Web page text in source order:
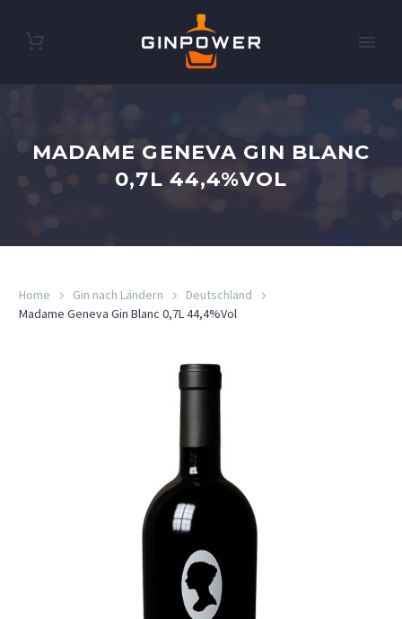
MADAME GENEVA GIN BLANC
0,7L 44,4%VOL
Home Gin nach Ländern
Deutschland
Madame Geneva Gin Blanc 0,7L 44,4%Vol